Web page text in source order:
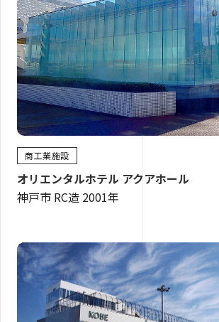
商工業施設
オリエンタルホテル アクアホール
神戸市 RC造 2001年